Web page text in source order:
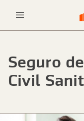
Seguro
Civil